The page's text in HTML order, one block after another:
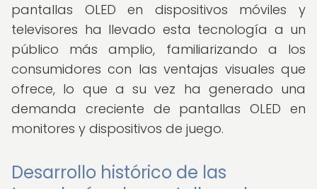
pantallas OLED en dispositivos móviles y
televisores ha llevado esta tecnología a un
público más amplio, familiarizando a los
consumidores con las ventajas visuales que
ofrece, lo que a su vez ha generado una
demanda creciente de pantallas OLED en
monitores y dispositivos de juego.
Desarrollo histórico de las